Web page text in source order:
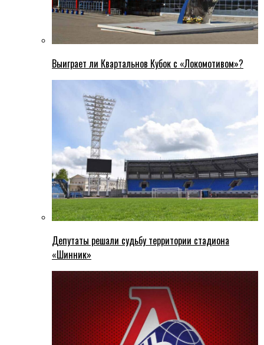
Выиграет ли Квартальнов Кубок с «Локомотивом»?
Депутаты решали судьбу территории стадиона
«Шинник»